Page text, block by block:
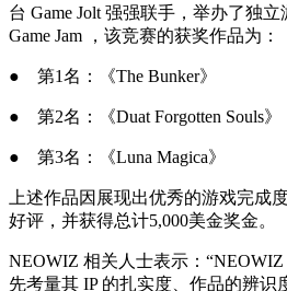
台 Game Jolt 强强联手，举办了独
Game Jam ，该竞赛的获奖作品为：
● 第1名：《The Bunker》
● 第2名：《Duat Forgotten Souls》
● 第3名：《Luna Magica》
上述作品因展现出优秀的游戏完成
好评，并获得总计5,000美金奖金。
NEOWIZ 相关人士表示：
先考量其 IP 的扎实度、作品的辨识